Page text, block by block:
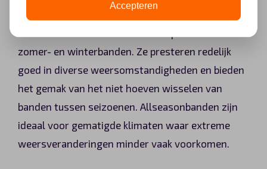
zomer- en winterbanden. Ze presteren redelijk
goed in diverse weersomstandigheden en bieden
het gemak van het niet hoeven wisselen van
banden tussen seizoenen. Allseasonbanden zijn
ideaal voor gematigde klimaten waar extreme
weersveranderingen minder vaak voorkomen.
Accepteren